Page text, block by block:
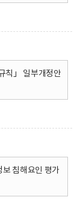
칙」 일부개정안
보 침해요인 평가